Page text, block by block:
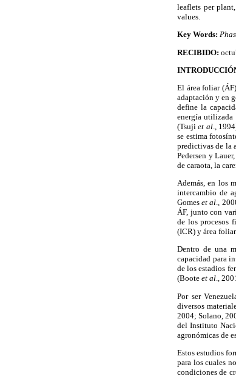
leaflets per
values.
Key Words:
RECIBIDO:
El área foliar
adaptación y en
define la
energía utilizada
(Tsujiet al.,
se estima
predictivas de la
Pedersen y
de caraota, la
Además, en los
intercambio de
Gomeset al.,
ÁF, junto con
de los procesos
(ICR) y área
Dentro de una
capacidad para
de los estadios
(Boote et al.,
Por ser
diversos
2004; Solano,
del Instituto
agronómicas de
Estos estudios
para los cuales
condiciones de